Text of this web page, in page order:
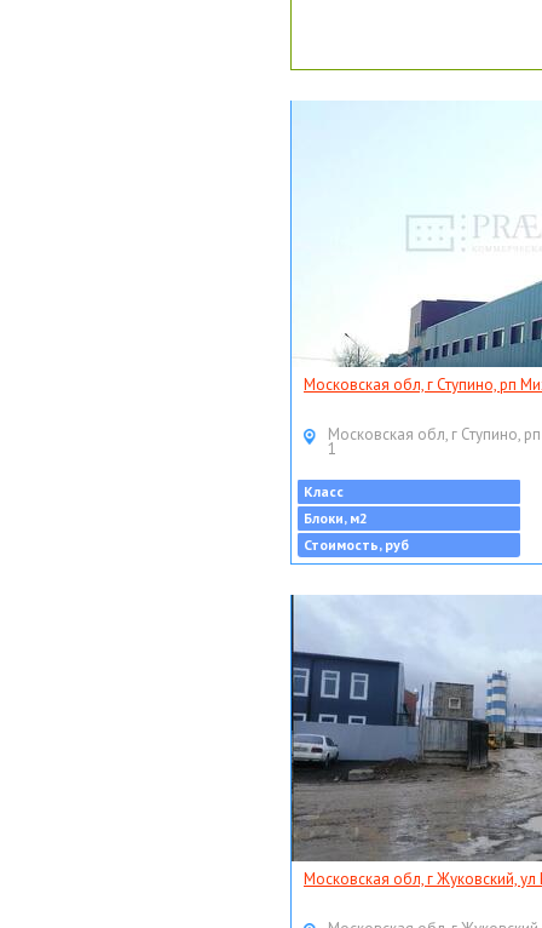
Московская обл, г Ступино, рп
Московская обл, г Ступино,
1
Класс
Блоки, м2
Стоимость, руб
Московская обл, г Жуковский,